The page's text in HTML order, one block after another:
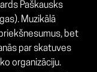
Paškausks
Muzikālā
bet
par skatuves
organizāciju.